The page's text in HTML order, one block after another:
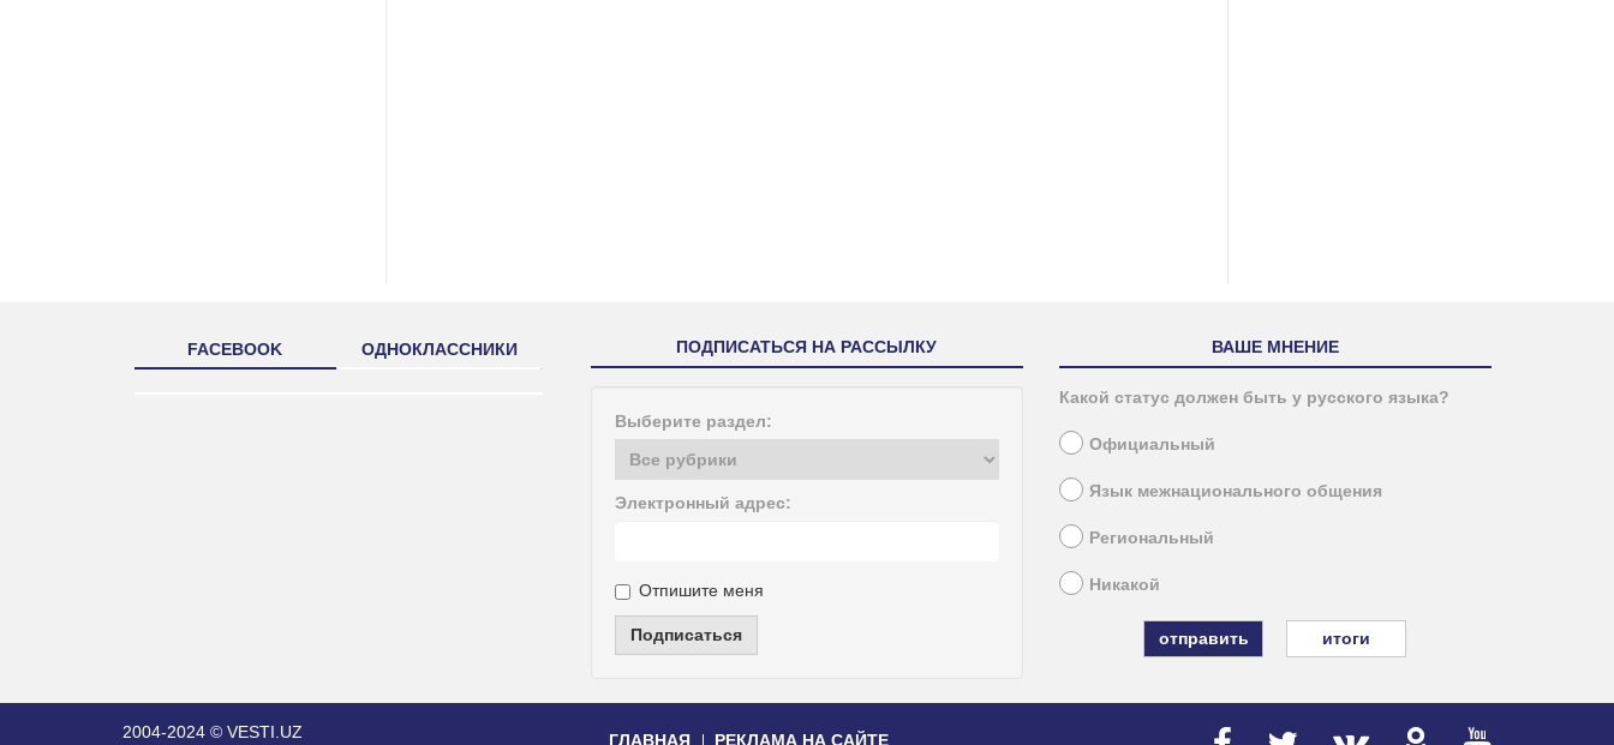
FACEBOOK ОДНОКЛАССНИКИ ПОДПИСАТЬСЯ НА РАССЫЛКУ
Выберите раздел:
Электронный адрес:
Отпишите меня
Подписаться
ВАШЕ МНЕНИЕ
Какой статус должен быть у русского языка?
Официальный
Язык межнационального общения
Региональный
Никакой
итоги
2004-2024 © VESTI.UZ ГЛАВНАЯ РЕКЛАМА НА САЙТЕ